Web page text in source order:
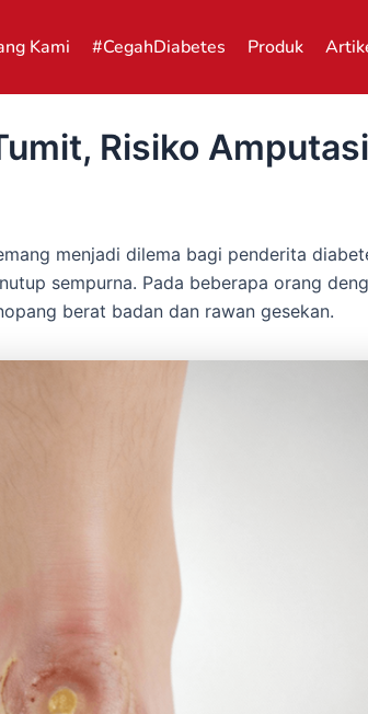
Kami #CegahDiabetes Produk
Risiko
menjadi dilema bagi penderita
sempurna. Pada beberapa orang
berat badan dan rawan gesekan.